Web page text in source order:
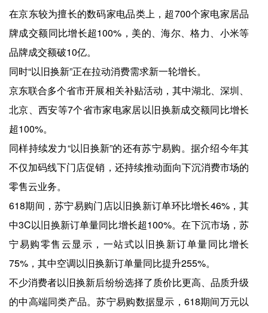
在京东较为擅长的数码家电品类上，超700个家电家居品
牌成交额同比增长超100%，美的、海尔、格力、小米等
品牌成交额破10亿。
同时“以旧换新”正在拉动消费需求新一轮增长。
京东联合多个省市开展相关补贴活动，其中湖北、深圳、
北京、西安等7个省市家电家居以旧换新成交额同比增长
超100%。
同样持续发力“以旧换新”的还有苏宁易购。据介绍今年其
不仅加码线下门店促销，还持续推动面向下沉消费市场的
零售云业务。
618期间，苏宁易购门店以旧换新订单环比增长46%，其
中3C以旧换新订单量同比增长超100%。在下沉市场，苏
宁易购零售云显示，一站式以旧换新订单量同比增长
75%，其中空调以旧换新订单量同比提升255%。
不少消费者以旧换新后纷纷选择了质价比更高、品质升级
的中高端同类产品。苏宁易购数据显示，618期间万元以